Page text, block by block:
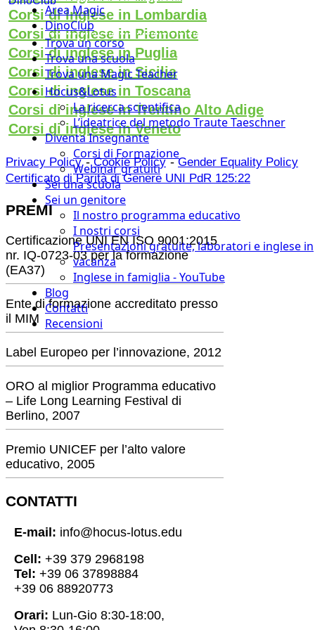
Area Magic
DinoClub
Trova un corso
Trova una scuola
Trova una Magic Teacher
Hocus&Lotus
La ricerca scientifica
L’ideatrice del metodo Traute Taeschner
Diventa Insegnante
Corsi di Formazione
Webinar gratuiti
Sei una scuola
Sei un genitore
Il nostro programma educativo
I nostri corsi
Presentazioni gratuite, laboratori e inglese in
vacanza
Inglese in famiglia - YouTube
Blog
Contatti
Recensioni
Corsi di inglese in Lombardia
Corsi di inglese in Piemonte
Corsi di inglese in Puglia
Corsi di inglese in Sicilia
Corsi di inglese in Toscana
Corsi di inglese in Trentino Alto Adige
Corsi di inglese in Veneto
Privacy Policy-Cookie Policy-Gender Equality Policy
Certificato di Parità di Genere UNI PdR 125:22
PREMI
Certificazione UNI EN ISO 9001:2015
nr. IQ-0723-03 per la formazione
(EA37)
Ente di formazione accreditato presso
il MIM
Label Europeo per l’innovazione, 2012
ORO al miglior Programma educativo
– Life Long Learning Festival di
Berlino, 2007
Premio UNICEF per l’alto valore
educativo, 2005
CONTATTI
E-mail: info@hocus-lotus.edu
Cell: +39 379 2968198
Tel: +39 06 37898884
+39 06 88920773
Orari: Lun-Gio 8:30-18:00,